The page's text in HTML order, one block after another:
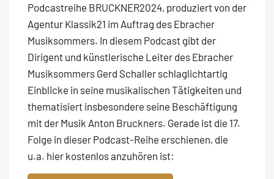
Podcastreihe BRUCKNER2024, produziert von der
Agentur Klassik21 im Auftrag des Ebracher
Musiksommers. In diesem Podcast gibt der
Dirigent und künstlerische Leiter des Ebracher
Musiksommers Gerd Schaller schlaglichtartig
Einblicke in seine musikalischen Tätigkeiten und
thematisiert insbesondere seine Beschäftigung
mit der Musik Anton Bruckners. Gerade ist die 17.
Folge in dieser Podcast-Reihe erschienen, die
u.a. hier kostenlos anzuhören ist: